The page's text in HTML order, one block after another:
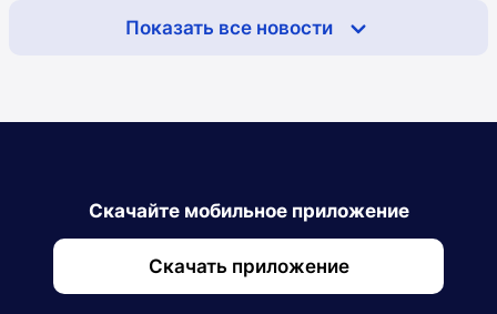
Показать все новости
Скачайте мобильное приложение
Скачать приложение